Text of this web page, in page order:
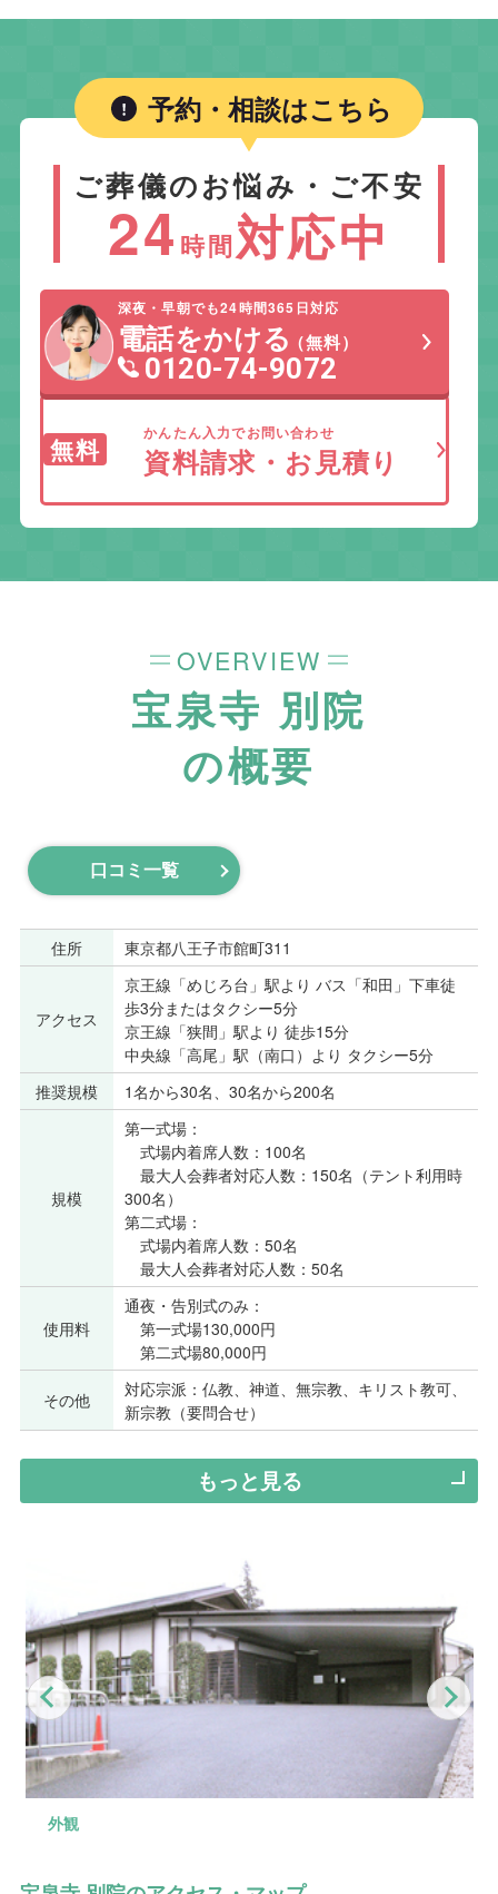
予約・相談はこちら
ご葬儀のお悩み・ご不安
24 時間対応中
深夜・早朝でも24時間365日対応
電話をかける（無料）
0120-74-9072
無料
かんたん入力でお問い合わせ
資料請求・お見積り
OVERVIEW
宝泉寺 別院
の概要
口コミ一覧
住所 東京都八王子市館町311
アクセス
京王線「めじろ台」駅より バス「和田」下車徒
歩3分またはタクシー5分
京王線「狭間」駅より 徒歩15分
中央線「高尾」駅（南口）より タクシー5分
推奨規模
1名から30名、30名から200名
規模
第一式場：
式場内着席人数：100名
最大人会葬者対応人数：150名（テント利用時
300名）
第二式場：
式場内着席人数：50名
最大人会葬者対応人数：50名
使用料
通夜・告別式のみ：
第一式場130,000円
第二式場80,000円
その他
対応宗派：仏教、神道、無宗教、キリスト教可、
新宗教（要問合せ）
もっと見る
Previous
外観
入口
式場
控え室
外観